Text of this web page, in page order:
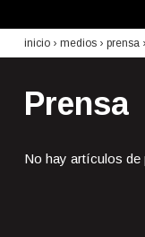
inicio › medios › prensa
Prensa
No hay artículos de